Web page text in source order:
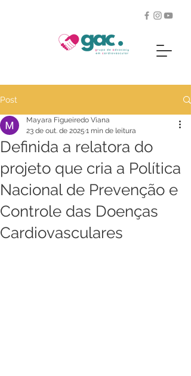
Post
Definida a relatora do
projeto que cria a Política
Nacional de Prevenção e
Controle das Doenças
Cardiovasculares
Mayara Figueiredo Viana
23 de out. de 2025 1 min de leitura